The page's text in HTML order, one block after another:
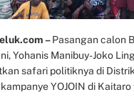
–Pasangan calon
Yohanis Manibuy-Joko
safari politiknya di
YOJOIN di